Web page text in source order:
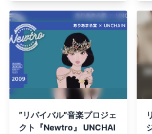
”リバイバル”音楽プロジェ
クト『Newtro』 UNCHAI